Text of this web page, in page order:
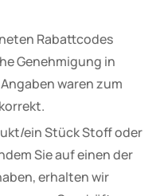
Rabattcodes
Genehmigung in
waren zum
ein Stück Stoff oder
Sie auf einen der
erhalten wir